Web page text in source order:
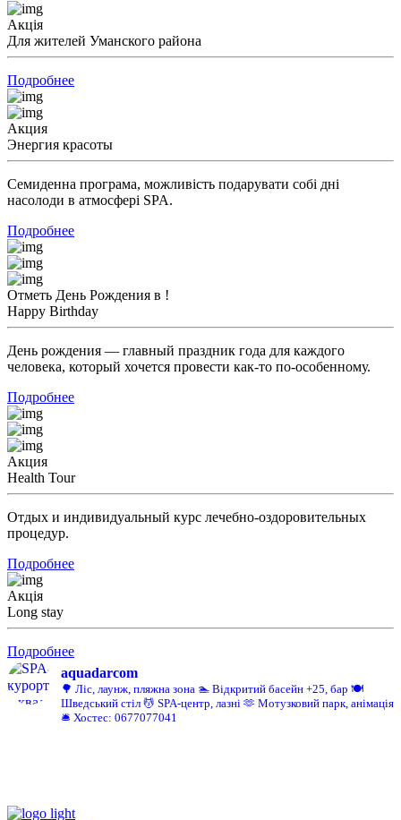
Акція
Для жителей Уманского района
Подробнее
Акция
Энергия красоты
Семиденна програма, можливість подарувати собі дні
насолоди в атмосфері SPA.
Подробнее
Отметь День Рождения в !
Happy Birthday
День рождения — главный праздник года для каждого
человека, который хочется провести как-то по-особенному.
Подробнее
Акция
Health Tour
Отдых и индивидуальный курс лечебно-оздоровительных
процедур.
Подробнее
Акція
Long stay
Подробнее
aquadarcom
🌳 Ліс, лаунж, пляжна зона 🏊 Відкритий басейн +25, бар 🍽️
Шведський стіл 💆 SPA-центр, лазні 🫶 Мотузковий парк, анімація
🛎️ Хостес: 0677077041